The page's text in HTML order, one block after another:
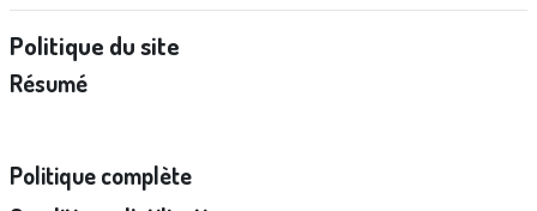
Politique du site
Résumé
Politique complète